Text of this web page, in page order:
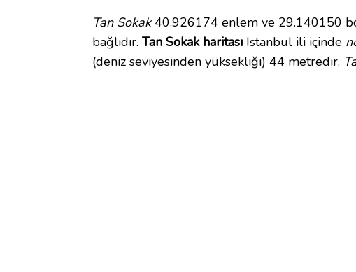
Tan Sokak40.926174 enlem ve 29.140150
bağlıdır. Tan Sokak haritası Istanbul ili içinde
(deniz seviyesinden yüksekliği) 44 metredir.